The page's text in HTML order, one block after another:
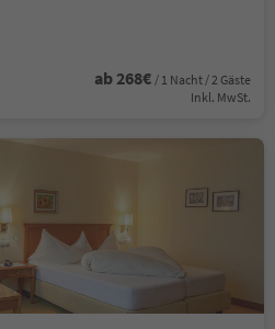
ab 268€ / 1 Nacht / 2 Gäste
Inkl. MwSt.